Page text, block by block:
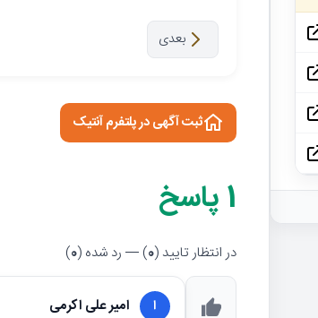
بعدی
ثبت آگهی در پلتفرم آنتیک
1پاسخ
در انتظار تایید (0) — رد شده (0
)
ا امیر علی اکرمی